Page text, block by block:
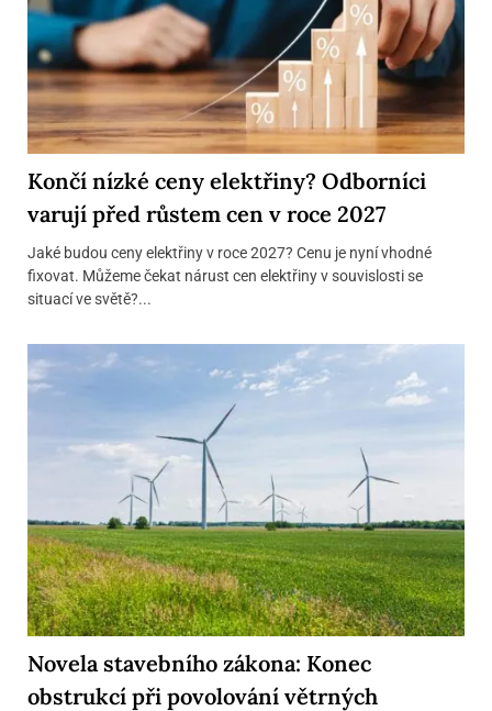
Končí nízké ceny elektřiny? Odborníci
varují před růstem cen v roce 2027
Jaké budou ceny elektřiny v roce 2027? Cenu je nyní vhodné
fixovat. Můžeme čekat nárust cen elektřiny v souvislosti se
situací ve světě?...
Novela stavebního zákona: Konec
obstrukcí při povolování větrných